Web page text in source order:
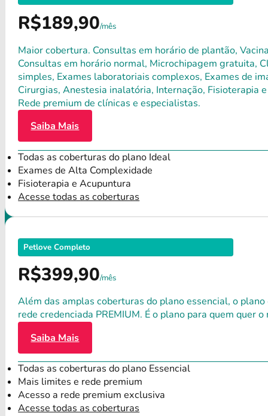
R$189,90/mês
Maior cobertura. Consultas em horário de plantão,
Consultas em horário normal, Microchipagem gratuita,
simples, Exames laboratoriais complexos, Exames de
Cirurgias, Anestesia inalatória, Internação, Fisioterapia
Rede premium de clínicas e especialistas.
Saiba Mais
Todas as coberturas do plano Ideal
Exames de Alta Complexidade
Fisioterapia e Acupuntura
Acesse todas as coberturas
Petlove Completo
R$399,90/mês
Além das amplas coberturas do plano essencial, o
rede credenciada PREMIUM. É o plano para quem quer
Saiba Mais
Todas as coberturas do plano Essencial
Mais limites e rede premium
Acesso a rede premium exclusiva
Acesse todas as coberturas